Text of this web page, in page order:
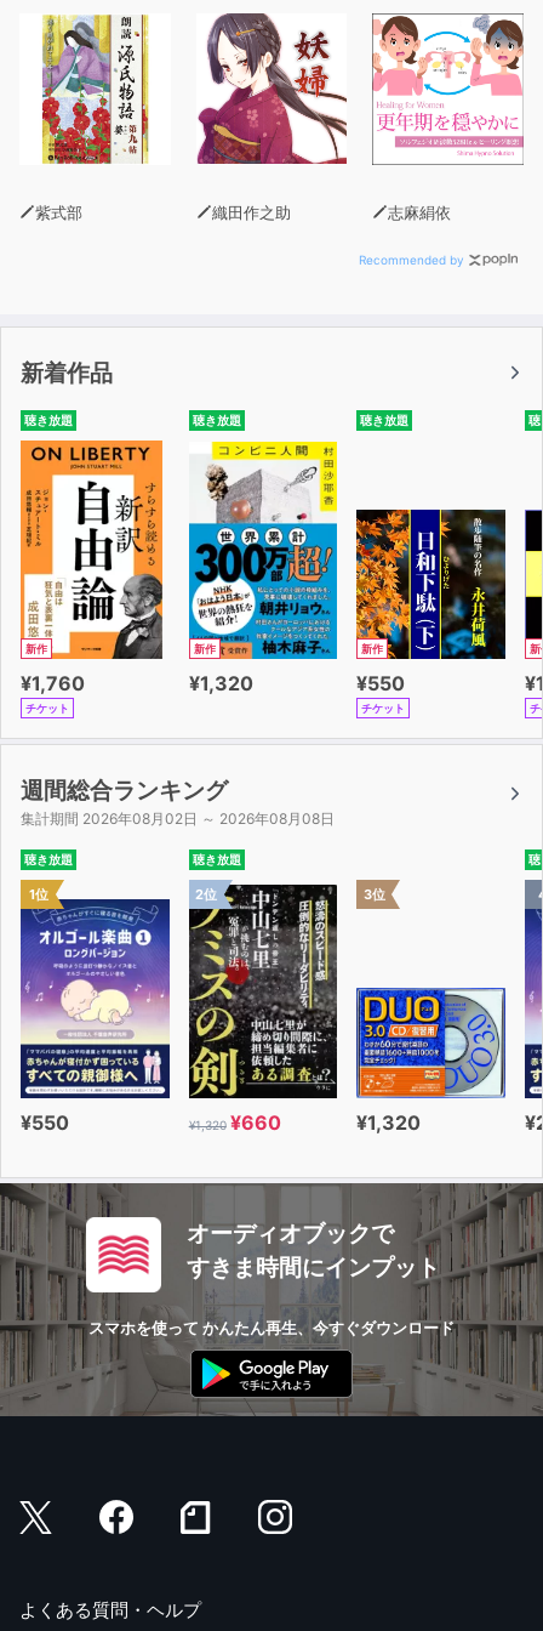
紫式部 織田作之助 志麻絹依
Recommended by
新着作品
聴き放題
新作
¥1,760
チケット
聴き放題
新作
¥1,320
聴き放題
新作
¥550
チケット
聴
新
チ
週間総合ランキング
集計期間 2026年08月02日 ～ 2026年08月08日
聴き放題
1位
¥550
聴き放題
2位
¥1,320 ¥660
3位
¥1,320
聴
オーディオブックで
すきま時間にインプット
スマホを使って かんたん再生、今すぐダウンロード
よくある質問・ヘルプ